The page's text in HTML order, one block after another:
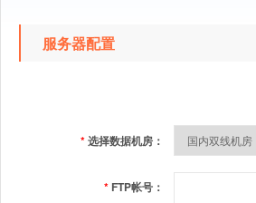
服务器配置
*选择数据机房：
* FTP帐号：